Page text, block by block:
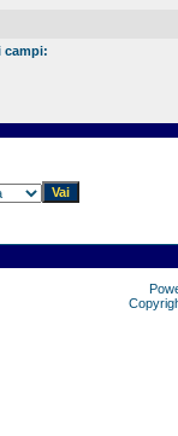
campi: